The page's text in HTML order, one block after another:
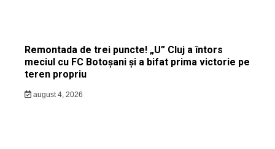
Remontada de trei puncte! „U” Cluj a întors
meciul cu FC Botoșani și a bifat prima victorie pe
teren propriu
august 4, 2026